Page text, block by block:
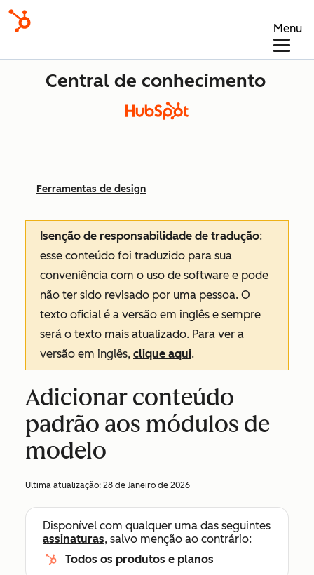
Menu
Central de conhecimento
Ferramentas de design
Isenção de responsabilidade de tradução:
esse conteúdo foi traduzido para sua
conveniência com o uso de software e pode
não ter sido revisado por uma pessoa. O
texto oficial é a versão em inglês e sempre
será o texto mais atualizado. Para ver a
versão em inglês, clique aqui.
Adicionar conteúdo
padrão aos módulos de
modelo
Ultima atualização: 28 de Janeiro de 2026
Disponível com qualquer uma das seguintes
assinaturas, salvo menção ao contrário:
Todos os produtos e planos